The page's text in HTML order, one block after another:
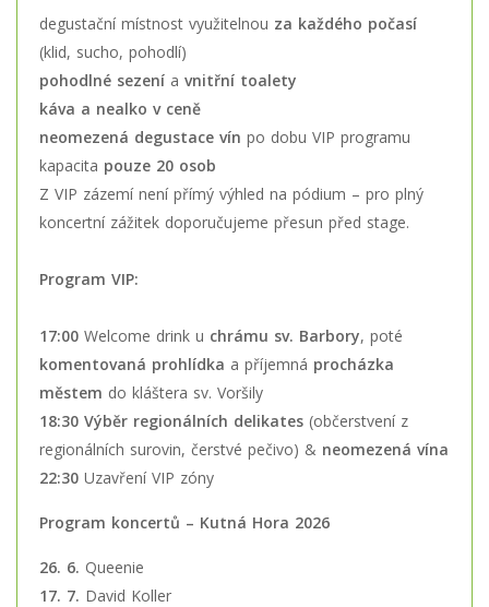
degustační místnost využitelnou za každého počasí
(klid, sucho, pohodlí)
pohodlné sezení a vnitřní toalety
káva a nealko v ceně
neomezená degustace vín po dobu VIP programu
kapacita pouze 20 osob
Z VIP zázemí není přímý výhled na pódium – pro plný
koncertní zážitek doporučujeme přesun před stage.
Program VIP:
17:00 Welcome drink u chrámu sv. Barbory, poté
komentovaná prohlídka a příjemná procházka
městem do kláštera sv. Voršily
18:30 Výběr regionálních delikates (občerstvení z
regionálních surovin, čerstvé pečivo) & neomezená vína
22:30 Uzavření VIP zóny
Program koncertů – Kutná Hora 2026
26. 6. Queenie
17. 7. David Koller